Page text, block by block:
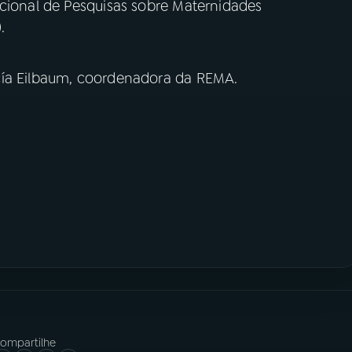
de Pesquisas sobre Maternidades
Eilbaum, coordenadora da REMA.